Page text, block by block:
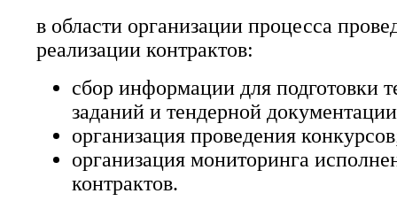
в области организации процесса
реализации контрактов:
сбор информации для подготовки
заданий и тендерной
организация проведения
организация мониторинга
контрактов.